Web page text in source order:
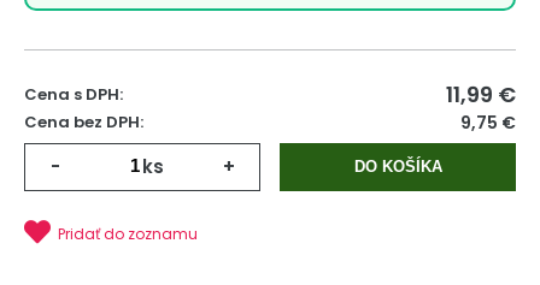
Cena s DPH: 11,99 €
Cena bez DPH: 9,75 €
- ks + DO KOŠÍKA
Pridať do zoznamu